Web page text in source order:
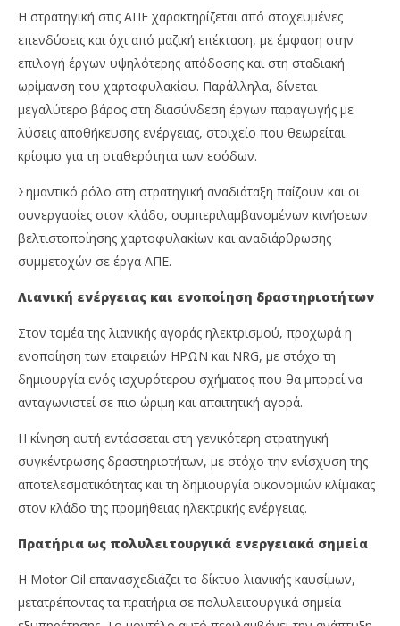
Η στρατηγική στις ΑΠΕ χαρακτηρίζεται από στοχευμένες
επενδύσεις και όχι από μαζική επέκταση, με έμφαση στην
επιλογή έργων υψηλότερης απόδοσης και στη σταδιακή
ωρίμανση του χαρτοφυλακίου. Παράλληλα, δίνεται
μεγαλύτερο βάρος στη διασύνδεση έργων παραγωγής με
λύσεις αποθήκευσης ενέργειας, στοιχείο που θεωρείται
κρίσιμο για τη σταθερότητα των εσόδων.
Σημαντικό ρόλο στη στρατηγική αναδιάταξη παίζουν και οι
συνεργασίες στον κλάδο, συμπεριλαμβανομένων κινήσεων
βελτιστοποίησης χαρτοφυλακίων και αναδιάρθρωσης
συμμετοχών σε έργα ΑΠΕ.
Λιανική ενέργειας και ενοποίηση δραστηριοτήτων
Στον τομέα της λιανικής αγοράς ηλεκτρισμού, προχωρά η
ενοποίηση των εταιρειών ΗΡΩΝ και NRG, με στόχο τη
δημιουργία ενός ισχυρότερου σχήματος που θα μπορεί να
ανταγωνιστεί σε πιο ώριμη και απαιτητική αγορά.
Η κίνηση αυτή εντάσσεται στη γενικότερη στρατηγική
συγκέντρωσης δραστηριοτήτων, με στόχο την ενίσχυση της
αποτελεσματικότητας και τη δημιουργία οικονομιών κλίμακας
στον κλάδο της προμήθειας ηλεκτρικής ενέργειας.
Πρατήρια ως πολυλειτουργικά ενεργειακά σημεία
Η Motor Oil επανασχεδιάζει το δίκτυο λιανικής καυσίμων,
μετατρέποντας τα πρατήρια σε πολυλειτουργικά σημεία